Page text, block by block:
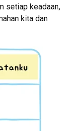
setiap keadaan,
kita dan